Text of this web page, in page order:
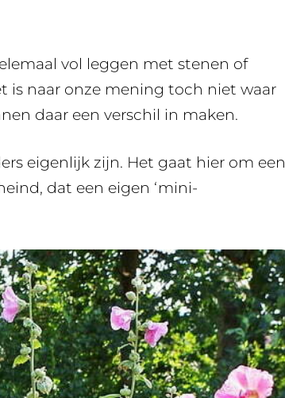
vol leggen met stenen of
is naar onze mening toch niet waar
daar een verschil in maken.
eigenlijk zijn. Het gaat hier om een
dat een eigen ‘mini-